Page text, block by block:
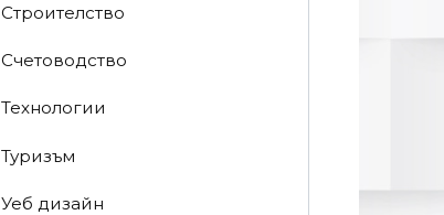
Строителство
Счетоводство
Технологии
Туризъм
Уеб дизайн